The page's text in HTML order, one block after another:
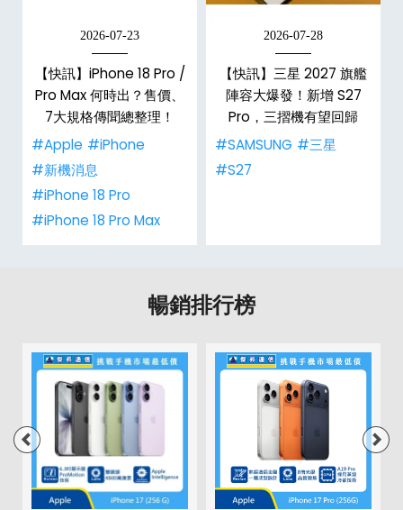
2026-07-23
【快訊】iPhone 18 Pro /
Pro Max 何時出？售價、
7大規格傳聞總整理！
#Apple #iPhone
#新機消息
#iPhone 18 Pro
#iPhone 18 Pro Max
2026-07-28
【快訊】三星 2027 旗艦
陣容大爆發！新增 S27
Pro，三摺機有望回歸
#SAMSUNG #三星
#S27
暢銷排行榜